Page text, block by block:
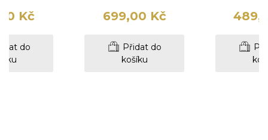
Kč
do
699,00 Kč
Přidat do
košíku